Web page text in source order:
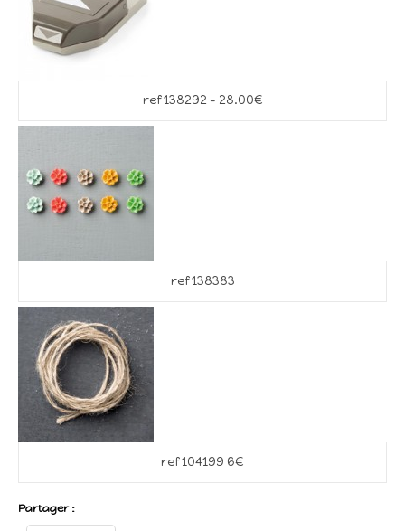
ref 138292 – 28.00€
ref 138383
ref 104199 6€
Partager :